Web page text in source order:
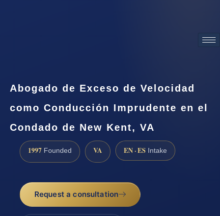
Abogado de Exceso de Velocidad
como Conducción Imprudente en el
Condado de New Kent, VA
1997 Founded VA EN · ES Intake
Request a consultation